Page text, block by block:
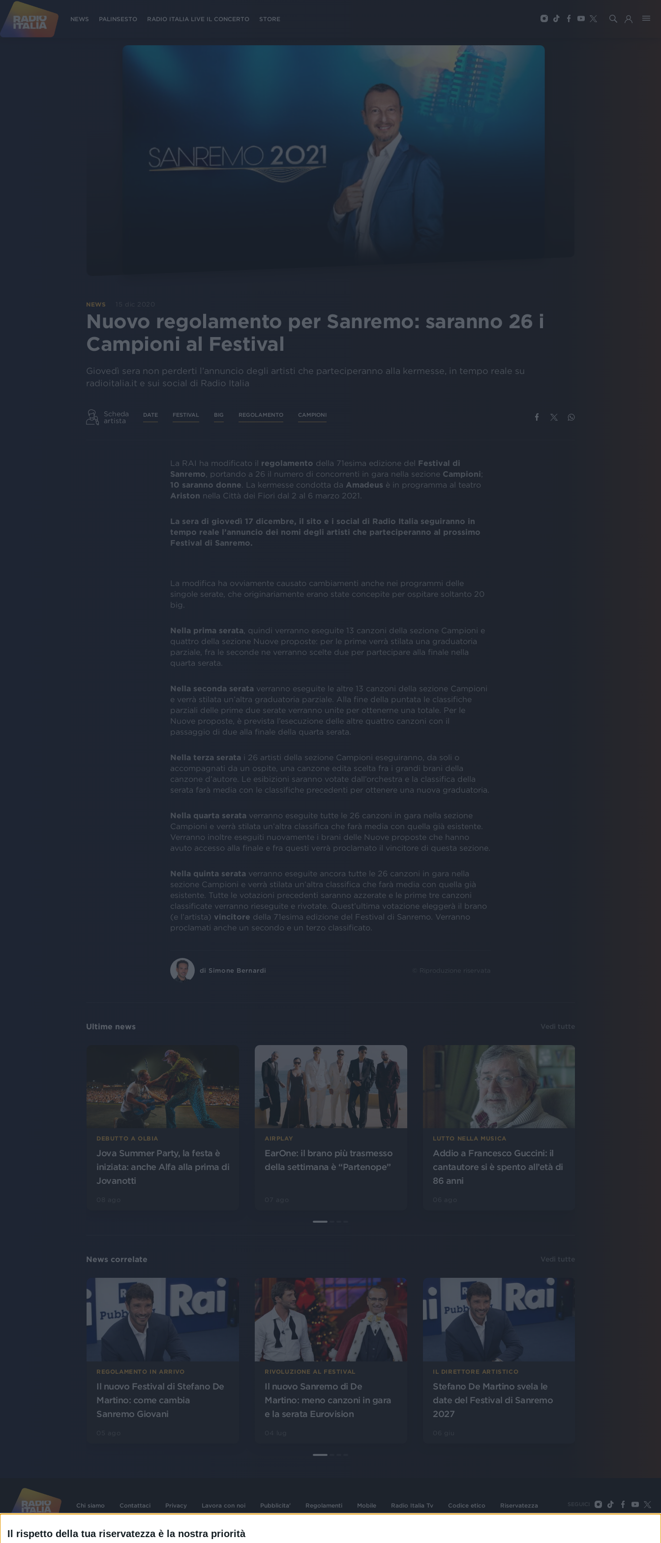
Il rispetto della tua riservatezza è la nostra priorità
NEWS PALINSESTO RADIO ITALIA LIVE IL CONCERTO STORE
NEWS 15 dic 2020
Nuovo regolamento per Sanremo: saranno 26 i
Campioni al Festival
Giovedì sera non perderti l’annuncio degli artisti che parteciperanno alla kermesse, in tempo reale su
radioitalia.it e sui social di Radio Italia
Scheda
artista
DATE FESTIVAL BIG REGOLAMENTO CAMPIONI
La RAI ha modificato il regolamento della 71esima edizione del Festival di
Sanremo , portando a 26 il numero di concorrenti in gara nella sezione Campioni;
10 saranno donne . La kermesse condotta da Amadeus è in programma al teatro
Ariston nella Città dei Fiori dal 2 al 6 marzo 2021.
La sera di giovedì 17 dicembre, il sito e i social di Radio Italia seguiranno in
tempo reale l’annuncio dei nomi degli artisti che parteciperanno al prossimo
Festival di Sanremo.
La modifica ha ovviamente causato cambiamenti anche nei programmi delle
singole serate, che originariamente erano state concepite per ospitare soltanto 20
big.
Nella prima serata , quindi verranno eseguite 13 canzoni della sezione Campioni e
quattro della sezione Nuove proposte: per le prime verrà stilata una graduatoria
parziale, fra le seconde ne verranno scelte due per partecipare alla finale nella
quarta serata.
Nella seconda serata verranno eseguite le altre 13 canzoni della sezione Campioni
e verrà stilata un’altra graduatoria parziale. Alla fine della puntata le classifiche
parziali delle prime due serate verranno unite per ottenerne una totale. Per le
Nuove proposte, è prevista l’esecuzione delle altre quattro canzoni con il
passaggio di due alla finale della quarta serata.
Nella terza serata i 26 artisti della sezione Campioni eseguiranno, da soli o
accompagnati da un ospite, una canzone edita scelta fra i grandi brani della
canzone d’autore. Le esibizioni saranno votate dall’orchestra e la classifica della
serata farà media con le classifiche precedenti per ottenere una nuova graduatoria.
Nella quarta serata verranno eseguite tutte le 26 canzoni in gara nella sezione
Campioni e verrà stilata un’altra classifica che farà media con quella già esistente.
Verranno inoltre eseguiti nuovamente i brani delle Nuove proposte che hanno
avuto accesso alla finale e fra questi verrà proclamato il vincitore di questa sezione.
Nella quinta serata verranno eseguite ancora tutte le 26 canzoni in gara nella
sezione Campioni e verrà stilata un’altra classifica che farà media con quella già
esistente. Tutte le votazioni precedenti saranno azzerate e le prime tre canzoni
classificate verranno rieseguite e rivotate. Quest’ultima votazione eleggerà il brano
(e l’artista) vincitore della 71esima edizione del Festival di Sanremo. Verranno
proclamati anche un secondo e un terzo classificato.
di Simone Bernardi © Riproduzione riservata
Ultime news Vedi tutte
DEBUTTO A OLBIA
Jova Summer Party, la festa è
iniziata: anche Alfa alla prima di
Jovanotti
AIRPLAY
EarOne: il brano più trasmesso
della settimana è “Partenope”
LUTTO NELLA MUSICA
Addio a Francesco Guccini: il
cantautore si è spento all’età di
86 anni
News correlate Vedi tutte
REGOLAMENTO IN ARRIVO
Il nuovo Festival di Stefano De
Martino: come cambia
Sanremo Giovani
RIVOLUZIONE AL FESTIVAL
Il nuovo Sanremo di De
Martino: meno canzoni in gara
e la serata Eurovision
IL DIRETTORE ARTISTICO
Stefano De Martino svela le
date del Festival di Sanremo
2027
Chi siamo Contattaci Privacy Lavora con noi Pubblicita' Regolamenti Mobile Radio Italia Tv Codice etico Riservatezza SEGUICI